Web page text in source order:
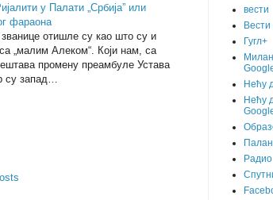
у Палати „Србија” или
фараона
отишле су као што су и
„малим Алеком“. Који нам, са
промену преамбуле Устава
су запад…
вести
Гугл+
Нећу
Нећу
Радио